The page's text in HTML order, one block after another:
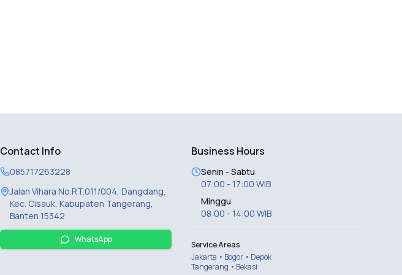
Contact Info
085717263228
Jalan Vihara No.RT.011/004, Dangdang,
Kec. Cisauk, Kabupaten Tangerang,
Banten 15342
WhatsApp
Business Hours
Senin - Sabtu
07:00 - 17:00 WIB
Minggu
08:00 - 14:00 WIB
Service Areas
Jakarta • Bogor • Depok
Tangerang • Bekasi